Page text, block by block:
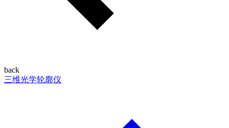
back
三维光学轮廓仪